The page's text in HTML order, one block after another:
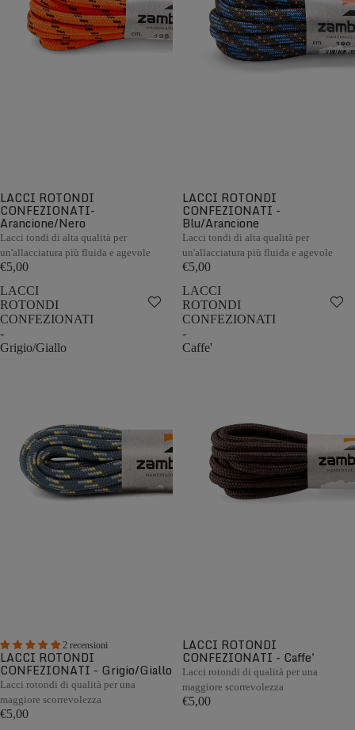
LACCI ROTONDI
CONFEZIONATI-
Arancione/Nero
Lacci tondi di alta qualità per
un'allacciatura più fluida e agevole
€5,00
LACCI ROTONDI
CONFEZIONATI -
Blu/Arancione
Lacci tondi di alta qualità per
un'allacciatura più fluida e agevole
€5,00
LACCI
ROTONDI
CONFEZIONATI
-
Grigio/Giallo
2 recensioni
LACCI ROTONDI
CONFEZIONATI - Grigio/Giallo
Lacci rotondi di qualità per una
maggiore scorrevolezza
€5,00
LACCI
ROTONDI
CONFEZIONATI
-
Caffe'
LACCI ROTONDI
CONFEZIONATI - Caffe'
Lacci rotondi di qualità per una
maggiore scorrevolezza
€5,00